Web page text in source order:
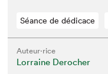
Séance de dédicace
Auteur·rice
Lorraine Derocher